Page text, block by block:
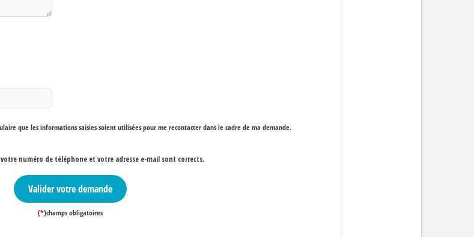
que les informations saisies soient utilisées pour me recontacter dans le cadre de ma demande.
numéro de téléphone et votre adresse e-mail sont corrects.
Valider votre demande
(*)champs obligatoires